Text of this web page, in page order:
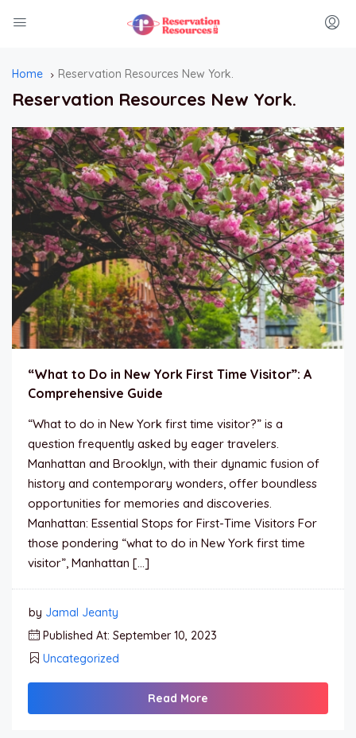
Home Reservation Resources New York.
Reservation Resources New York.
“What to Do in New York First Time Visitor”: A
Comprehensive Guide
“What to do in New York first time visitor?” is a
question frequently asked by eager travelers.
Manhattan and Brooklyn, with their dynamic fusion of
history and contemporary wonders, offer boundless
opportunities for memories and discoveries.
Manhattan: Essential Stops for First-Time Visitors For
those pondering “what to do in New York first time
visitor”, Manhattan […]
by Jamal Jeanty
Published At: September 10, 2023
Uncategorized
Read More